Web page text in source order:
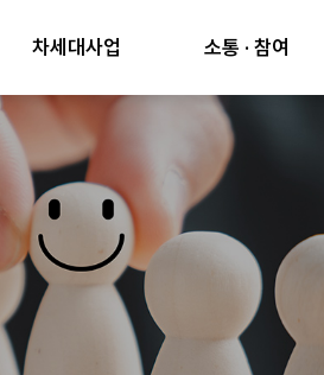
차세대사업 소통 · 참여